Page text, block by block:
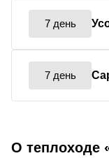
7 день
7 день
О теплоходе